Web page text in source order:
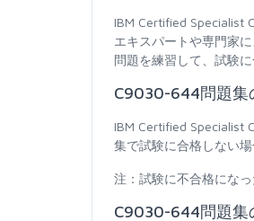
IBM Certified Specialist
エキスパートや専門家
問題を練習して、試験
C9030-644問題集
IBM Certified Specialist
集で試験に合格しない
注：試験に不合格にな
C9030-644問題集